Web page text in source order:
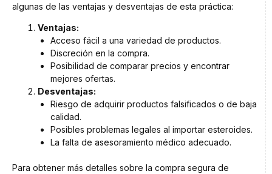
algunas de las ventajas y desventajas de esta práctica:
Ventajas:
Acceso fácil a una variedad de productos.
Discreción en la compra.
Posibilidad de comparar precios y encontrar
mejores ofertas.
Desventajas:
Riesgo de adquirir productos falsificados o de baja
calidad.
Posibles problemas legales al importar esteroides.
La falta de asesoramiento médico adecuado.
Para obtener más detalles sobre la compra segura de